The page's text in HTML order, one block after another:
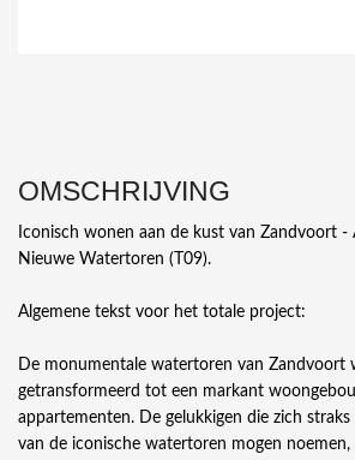
OMSCHRIJVING
Iconisch wonen aan de kust van Zandvoort
Nieuwe Watertoren (T09).
Algemene tekst voor het totale project:
De monumentale watertoren van Zandvoort
getransformeerd tot een markant
appartementen. De gelukkigen die zich
van de iconische watertoren mogen